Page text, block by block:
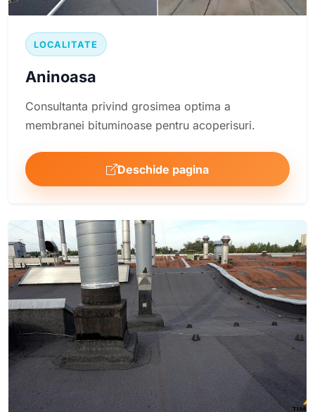
LOCALITATE
Aninoasa
Consultanta privind grosimea optima a
membranei bituminoase pentru acoperisuri.
Deschide pagina